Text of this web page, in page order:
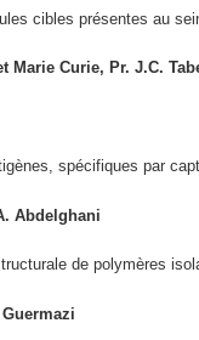
cibles présentes au
Marie Curie, Pr. J.C.
spécifiques par
Abdelghani
de polymères